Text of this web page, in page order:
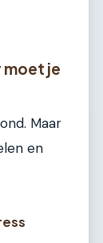
moet je
Maar
en